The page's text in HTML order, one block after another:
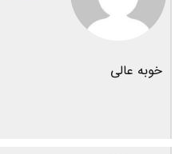
خوبه عالی